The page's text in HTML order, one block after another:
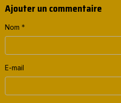
Ajouter un commentaire
Nom
E-mail